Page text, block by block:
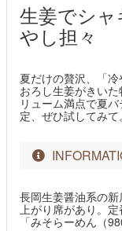
生姜でシ
やし担々
夏だけの贅沢、「冷
おろし生姜がきい
リューム満点で夏
定、ぜひ試してみて。
長岡生姜醤油系の
上がり席があり。定
「みそらーめん（